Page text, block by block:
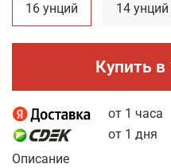
Купить в
от 1 часа
от 1 дня
16 унций 14 унций
Описание